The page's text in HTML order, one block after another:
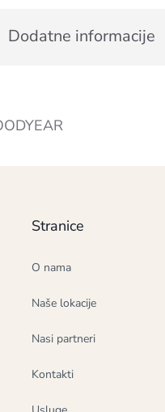
Dodatne informacije
Stranice
O nama
Naše lokacije
Nasi partneri
Kontakti